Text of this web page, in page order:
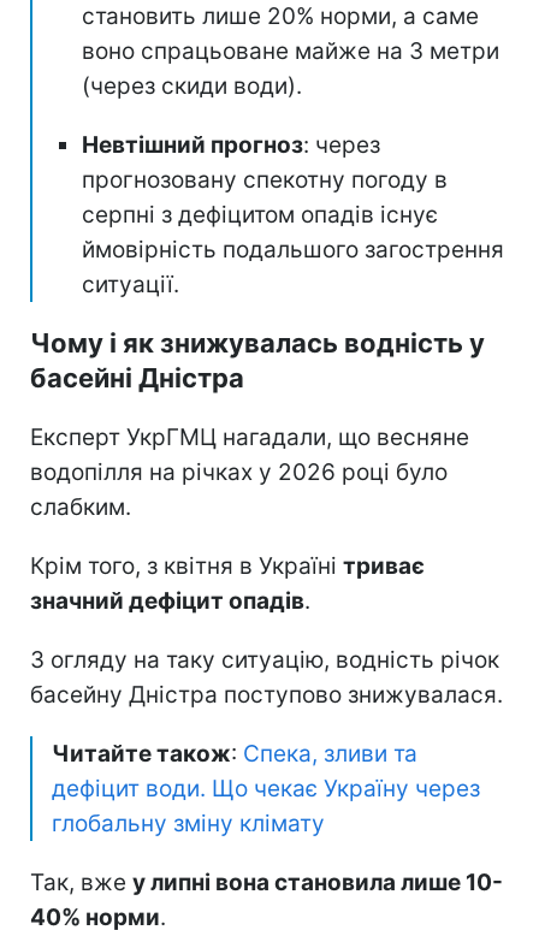
становить лише 20% норми, а саме
воно спрацьоване майже на 3 метри
(через скиди води).
Невтішний прогноз: через
прогнозовану спекотну погоду в
серпні з дефіцитом опадів існує
ймовірність подальшого загострення
ситуації.
Чому і як знижувалась водність у
басейні Дністра
Експерт УкрГМЦ нагадали, що весняне
водопілля на річках у 2026 році було
слабким.
Крім того, з квітня в Україні триває
значний дефіцит опадів.
З огляду на таку ситуацію, водність річок
басейну Дністра поступово знижувалася.
Читайте також: Спека, зливи та
дефіцит води. Що чекає Україну через
глобальну зміну клімату
Так, вже у липні вона становила лише 10-
40% норми.